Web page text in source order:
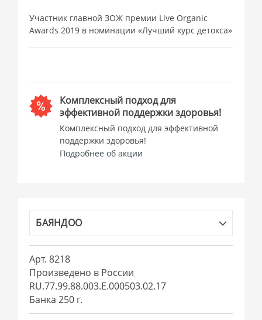
Участник главной ЗОЖ премии Live Organic
Awards 2019 в номинации «Лучший курс детокса»
Комплексный подход для
эффективной поддержки здоровья!
Комплексный подход для эффективной
поддержки здоровья!
Подробнее об акции
БАЯНДОО
Арт. 8218
Произведено в России
RU.77.99.88.003.Е.000503.02.17
Банка 250 г.